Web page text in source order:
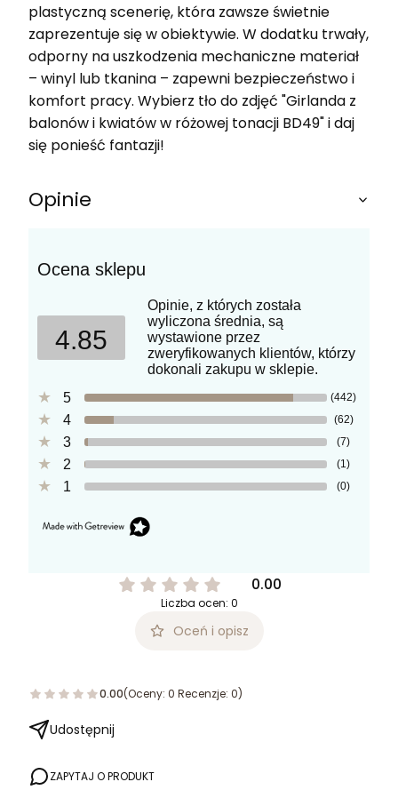
plastyczną scenerię, która zawsze świetnie
zaprezentuje się w obiektywie. W dodatku trwały,
odporny na uszkodzenia mechaniczne materiał
– winyl lub tkanina – zapewni bezpieczeństwo i
komfort pracy. Wybierz tło do zdjęć "Girlanda z
balonów i kwiatów w różowej tonacji BD49" i daj
się ponieść fantazji!
Opinie
Ocena sklepu
4.85
Opinie, z których została
wyliczona średnia, są
wystawione przez
zweryfikowanych klientów, którzy
dokonali zakupu w sklepie.
5
(442)
4 (62)
3 (7)
2 (1)
1 (0)
0.00
Liczba ocen: 0
Oceń i opisz
0.00(Oceny: 0 Recenzje: 0)
Udostępnij
ZAPYTAJ O PRODUKT